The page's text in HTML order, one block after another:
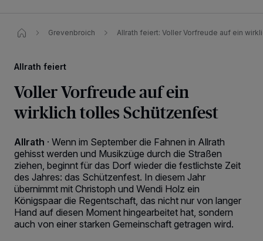
Grevenbroich Allrath feiert: Voller Vorfreude auf ein
Allrath feiert
Voller Vorfreude auf ein
wirklich tolles Schützenfest
Allrath · Wenn im September die Fahnen in Allrath
gehisst werden und Musikzüge durch die Straßen
ziehen, beginnt für das Dorf wieder die festlichste Zeit
des Jahres: das Schützenfest. In diesem Jahr
übernimmt mit Christoph und Wendi Holz ein
Königspaar die Regentschaft, das nicht nur von langer
Hand auf diesen Moment hingearbeitet hat, sondern
auch von einer starken Gemeinschaft getragen wird.